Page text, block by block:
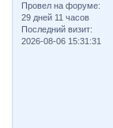
Провел на форуме:
29 дней 11 часов
Последний визит:
2026-08-06 15:31:31